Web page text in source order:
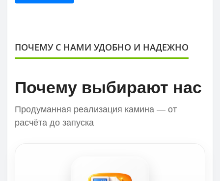
ПОЧЕМУ С НАМИ УДОБНО И НАДЕЖНО
Почему выбирают нас
Продуманная реализация камина — от
расчёта до запуска